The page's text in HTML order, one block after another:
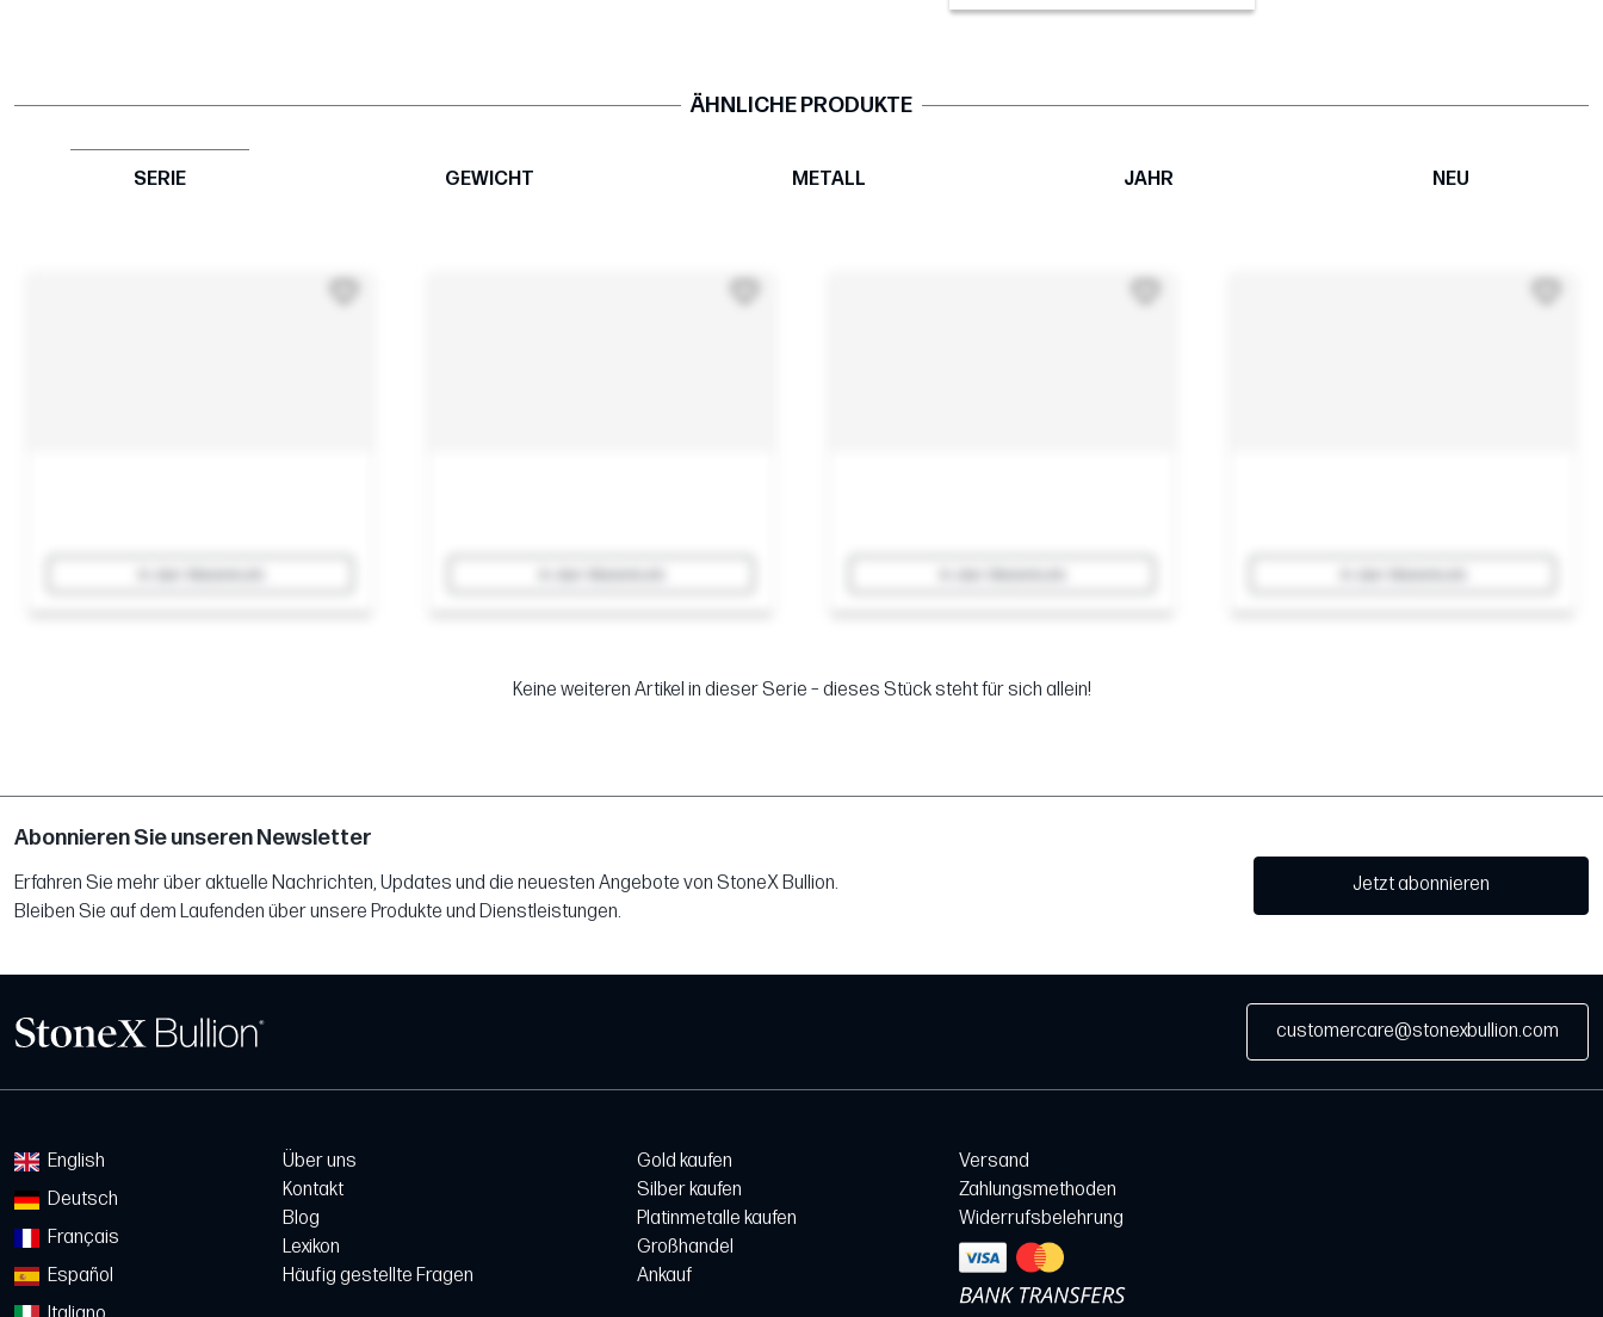
ÄHNLICHE PRODUKTE
SERIE GEWICHT METALL JAHR NEU
Keine weiteren Artikel in dieser Serie – dieses Stück steht für sich allein!
Abonnieren Sie unseren Newsletter
Erfahren Sie mehr über aktuelle Nachrichten, Updates und die neuesten Angebote von StoneX Bullion.
Bleiben Sie auf dem Laufenden über unsere Produkte und Dienstleistungen.
Jetzt abonnieren
customercare@stonexbullion.com
English
Deutsch
Français
Español
Über uns
Kontakt
Blog
Lexikon
Häufig gestellte Fragen
Gold kaufen
Silber kaufen
Platinmetalle kaufen
Großhandel
Ankauf
Versand
Zahlungsmethoden
Widerrufsbelehrung